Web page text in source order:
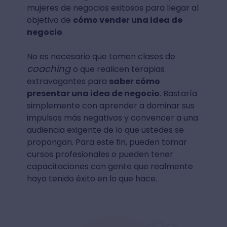
mujeres de negocios exitosos para llegar al
objetivo de cómo vender una idea de
negocio.
No es necesario que tomen clases de
coaching o que realicen terapias
extravagantes para saber cómo
presentar una idea de negocio. Bastaría
simplemente con aprender a dominar sus
impulsos más negativos y convencer a una
audiencia exigente de lo que ustedes se
propongan. Para este fin, pueden tomar
cursos profesionales o pueden tener
capacitaciones con gente que realmente
haya tenido éxito en lo que hace.